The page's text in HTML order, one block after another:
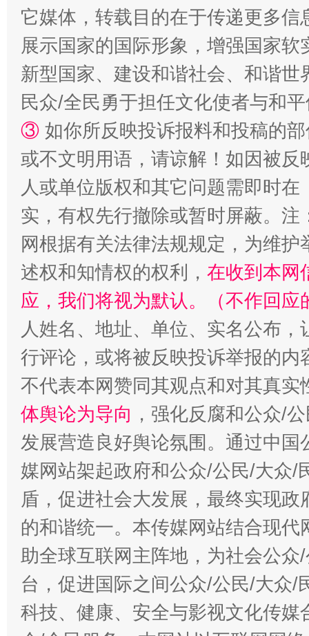
漫山遍野的桃花与雪山、麦地、白藏房 除
招工难、用工荒背后
它媒体，转载目的在于传递更多
展示国家的国际形象，增强国家
新型国家、建设和谐社会、和谐
民众/全民勇于担任文化使者与和
③ 如你所反映投诉报料和投稿的
或不文明用语，请谅解！如因被
人或单位版权和其它问题需即时在
实，有权先行撤除或暂时屏蔽。
网根据有关法律法规规定，为维
述权和知情权的权利， 在收到本网
应，我们将视为默认。（不作回应
人姓名、地址、单位、实名公布
行评论，或将被反映投诉举报的
不代表本网赞同其观点和对其真实
体舆论为导向 ，强化反腐和公众/
发展营造良好舆论氛围。通过中
媒网站架起政府和公众/公民/大众/
盾，促进社会大发展，最终实现
的和谐统一。本传媒网站结合现
助全球互联网主阵地，为社会公
台，促进国际之间公众/公民/大众/
科技、健康、安全与影视文化传